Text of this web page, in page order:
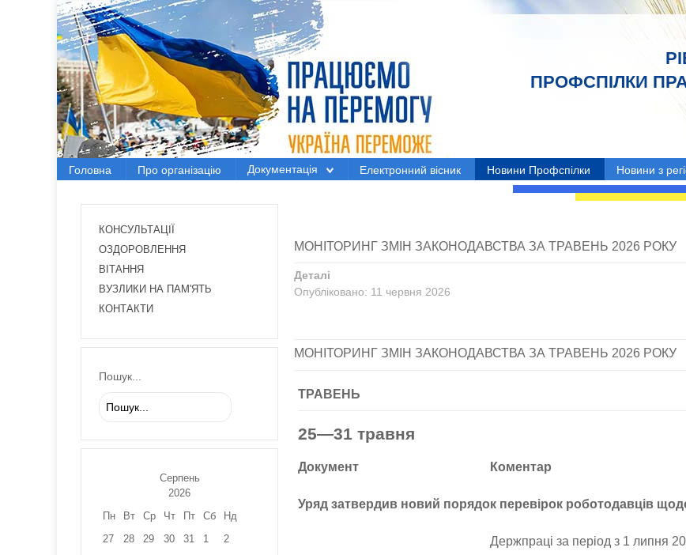
Головна
Про організацію
Документація
Електронний вісник
Новини з регіонів
ПРОФСПІЛКИ
Головна Про організацію Документація Електронний вісник Новини Профспілки Новини з
МОНІТОРИНГ ЗМІН ЗАКОНОДАВСТВА ЗА ТРАВЕНЬ 2026 РОКУ
Деталі
Опубліковано: 11 червня 2026
МОНІТОРИНГ ЗМІН ЗАКОНОДАВСТВА ЗА ТРАВЕНЬ 2026 РОКУ
ТРАВЕНЬ
25—31 травня
Документ Коментар
Уряд затвердив новий порядок перевірок роботодавців
Держпраці за період з 1 липня
КОНСУЛЬТАЦІЇ
ОЗДОРОВЛЕННЯ
ВІТАННЯ
ВУЗЛИКИ НА ПАМ'ЯТЬ
КОНТАКТИ
Пошук...
Серпень
2026
Пн
Вт Ср Чт Пт Сб
Нд
27
28 29 30 31 1
2